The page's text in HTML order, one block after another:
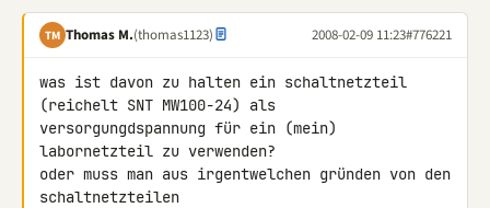
TM Thomas M.(thomas1123) 2008-02-09 11:23#776221
was ist davon zu halten ein schaltnetzteil
(reichelt SNT MW100-24) als
versorgungdspannung für ein (mein)
labornetzteil zu verwenden?
oder muss man aus irgentwelchen gründen von den
schaltnetzteilen